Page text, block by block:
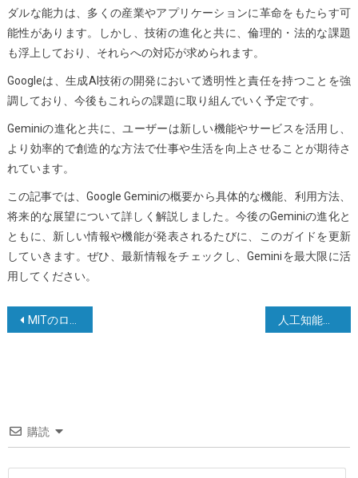
ダルな能力は、多くの産業やアプリケーションに革命をもたらす可
能性があります。しかし、技術の進化と共に、倫理的・法的な課題
も浮上しており、それらへの対応が求められます。
Googleは、生成AI技術の開発において透明性と責任を持つことを強
調しており、今後もこれらの課題に取り組んでいく予定です。
Geminiの進化と共に、ユーザーは新しい機能やサービスを活用し、
より効率的で創造的な方法で仕事や生活を向上させることが期待さ
れています。
この記事では、Google Geminiの概要から具体的な機能、利用方法、
将来的な展望について詳しく解説しました。今後のGeminiの進化と
ともに、新しい情報や機能が発表されるたびに、このガイドを更新
していきます。ぜひ、最新情報をチェックし、Geminiを最大限に活
用してください。
投
ー
シ
MITのロボティクスパイオニア、ロドニー・ブルックスが語る生成AIの過大評価 人工知能分野で最も影響力のある10人の科学者
購読